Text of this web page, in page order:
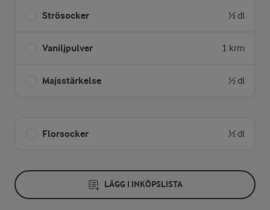
Strösocker ½ dl
Vaniljpulver 1 krm
Majsstärkelse ½ dl
Florsocker ½ dl
LÄGG I INKÖPSLISTA